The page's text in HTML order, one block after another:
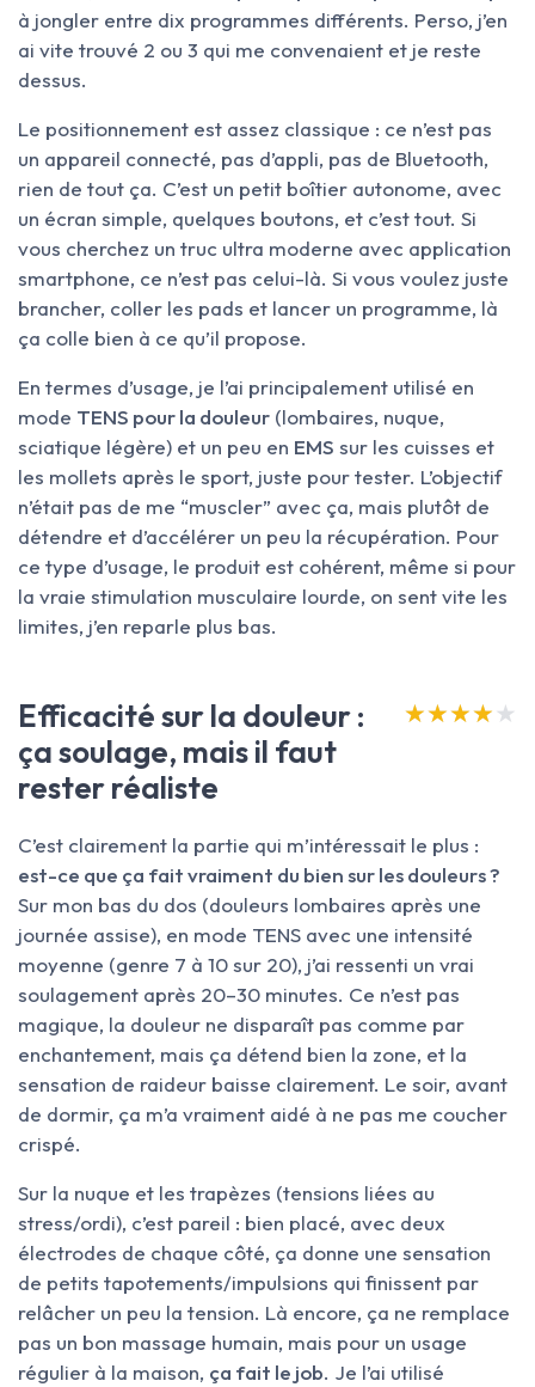
à jongler entre dix programmes différents. Perso, j’en
ai vite trouvé 2 ou 3 qui me convenaient et je reste
dessus.
Le positionnement est assez classique : ce n’est pas
un appareil connecté, pas d’appli, pas de Bluetooth,
rien de tout ça. C’est un petit boîtier autonome, avec
un écran simple, quelques boutons, et c’est tout. Si
vous cherchez un truc ultra moderne avec application
smartphone, ce n’est pas celui-là. Si vous voulez juste
brancher, coller les pads et lancer un programme, là
ça colle bien à ce qu’il propose.
En termes d’usage, je l’ai principalement utilisé en
mode TENS pour la douleur (lombaires, nuque,
sciatique légère) et un peu en EMS sur les cuisses et
les mollets après le sport, juste pour tester. L’objectif
n’était pas de me “muscler” avec ça, mais plutôt de
détendre et d’accélérer un peu la récupération. Pour
ce type d’usage, le produit est cohérent, même si pour
la vraie stimulation musculaire lourde, on sent vite les
limites, j’en reparle plus bas.
Efficacité sur la douleur :
ça soulage, mais il faut
rester réaliste
★★★★★
★★★★★
C’est clairement la partie qui m’intéressait le plus :
est-ce que ça fait vraiment du bien sur les douleurs ?
Sur mon bas du dos (douleurs lombaires après une
journée assise), en mode TENS avec une intensité
moyenne (genre 7 à 10 sur 20), j’ai ressenti un vrai
soulagement après 20–30 minutes. Ce n’est pas
magique, la douleur ne disparaît pas comme par
enchantement, mais ça détend bien la zone, et la
sensation de raideur baisse clairement. Le soir, avant
de dormir, ça m’a vraiment aidé à ne pas me coucher
crispé.
Sur la nuque et les trapèzes (tensions liées au
stress/ordi), c’est pareil : bien placé, avec deux
électrodes de chaque côté, ça donne une sensation
de petits tapotements/impulsions qui finissent par
relâcher un peu la tension. Là encore, ça ne remplace
pas un bon massage humain, mais pour un usage
régulier à la maison, ça fait le job. Je l’ai utilisé